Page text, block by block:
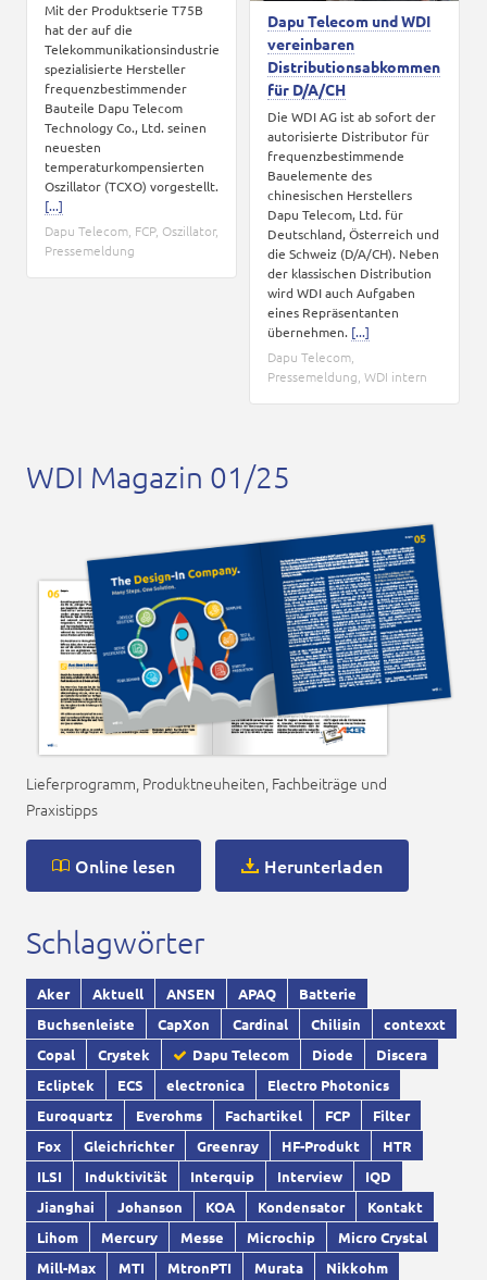
Mit der Produktserie T75B
hat der auf die
Telekommunikationsindustrie
spezialisierte Hersteller
frequenzbestimmender
Bauteile Dapu Telecom
Technology Co., Ltd. seinen
neuesten
temperaturkompensierten
Oszillator (TCXO) vorgestellt.
[...]
Dapu Telecom FCP, Oszillator,
Pressemeldung
Dapu Telecom und WDI
vereinbaren
Distributionsabkommen
für D/A/CH
Die WDI AG ist ab sofort der
autorisierte Distributor für
frequenzbestimmende
Bauelemente des
chinesischen Herstellers
Dapu Telecom, Ltd. für
Deutschland, Österreich und
die Schweiz (D/A/CH). Neben
der klassischen Distribution
wird WDI auch Aufgaben
eines Repräsentanten
übernehmen. [...]
Dapu Telecom,
Pressemeldung, WDI intern
WDI Magazin 01/25
Lieferprogramm, Produktneuheiten, Fachbeiträge und
Praxistipps
Online lesen Herunterladen
Schlagwörter
Aker Aktuell ANSEN APAQ
Batterie
Buchsenleiste
CapXon Cardinal Chilisin
contexxt
Copal
Crystek Dapu Telecom Diode
Discera
Ecliptek
ECS electronica
Electro Photonics
Euroquartz
Everohms Fachartikel FCP
Filter
Fox
Gleichrichter Greenray HF-Produkt
HTR
ILSI
Induktivität Interquip Interview
IQD
Jianghai
Johanson KOA Kondensator
Kontakt
Lihom
Mercury Messe Microchip
Micro Crystal
Mill-Max
MTI MtronPTI Murata Nikkohm